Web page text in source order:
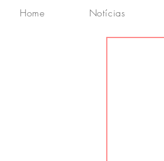
Home Notícias